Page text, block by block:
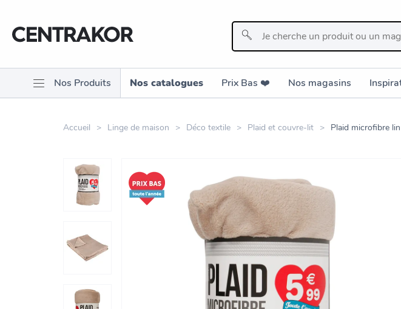
Nos Produits Nos catalogues Prix Bas ❤️️ Nos magasins
Accueil Linge de maison Déco textile Plaid et couvre-lit Plaid microfibre